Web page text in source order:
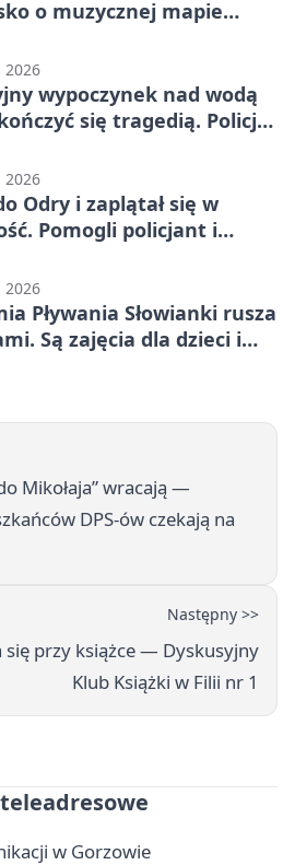
o muzycznej mapie
wypoczynek nad wodą
się tragedią. Policja
Odry i zaplątał się w
Pomogli policjant i
Pływania Słowianki rusza
Są zajęcia dla dzieci i
Mikołaja” wracają —
DPS-ów czekają na
Następny >>
się przy książce — Dyskusyjny
Klub Książki w Filii nr 1
w Gorzowie